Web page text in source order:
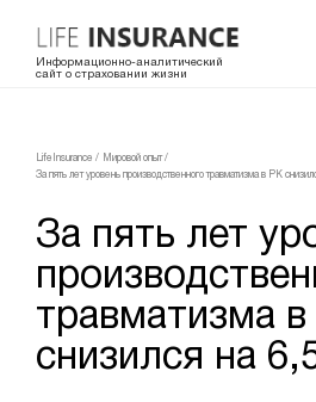
Информационно-аналитический
сайт о страховании жизни
LifeInsurance / Мировой опыт/
За пять лет уровень производственного травматизма в РК
За пять лет
травматизма
снизился на